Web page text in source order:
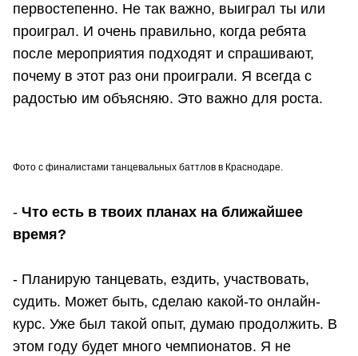
первостепенно. Не так важно, выиграл ты или
проиграл. И очень правильно, когда ребята
после мероприятия подходят и спрашивают,
почему в этот раз они проиграли. Я всегда с
радостью им объясняю. Это важно для роста.
Фото с финалистами танцевальных баттлов в Краснодаре.
- Что есть в твоих планах на ближайшее
время?
- Планирую танцевать, ездить, участвовать,
судить. Может быть, сделаю какой-то онлайн-
курс. Уже был такой опыт, думаю продолжить. В
этом году будет много чемпионатов. Я не